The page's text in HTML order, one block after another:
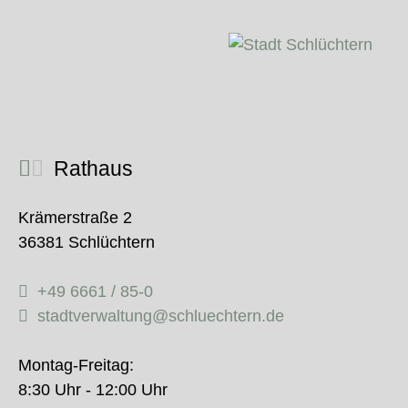
Rathaus
Krämerstraße 2
36381 Schlüchtern
+49 6661 / 85-0
stadtverwaltung@schluechtern.de
Montag-Freitag:
8:30 Uhr - 12:00 Uhr